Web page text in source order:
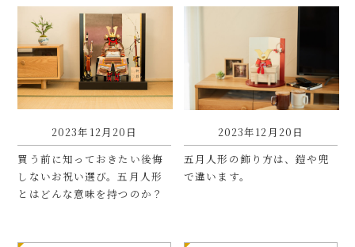
2023年12月20日
買う前に知っておきたい後悔
しないお祝い選び。五月人形
とはどんな意味を持つのか？
2023年12月20日
五月人形の飾り方は、鎧や兜
で違います。